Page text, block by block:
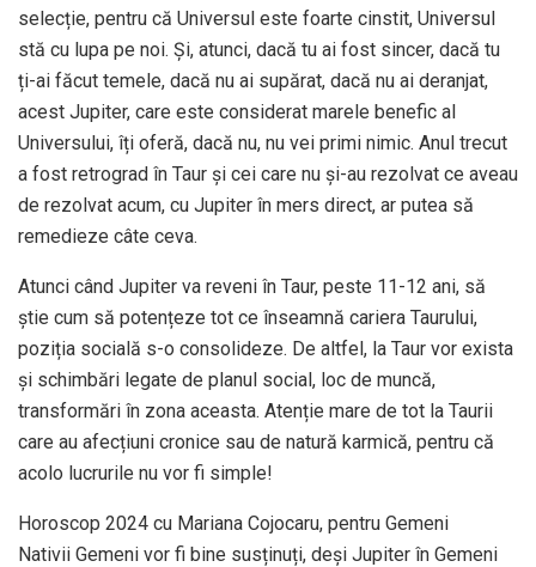
selecție, pentru că Universul este foarte cinstit, Universul
stă cu lupa pe noi. Și, atunci, dacă tu ai fost sincer, dacă tu
ți-ai făcut temele, dacă nu ai supărat, dacă nu ai deranjat,
acest Jupiter, care este considerat marele benefic al
Universului, îți oferă, dacă nu, nu vei primi nimic. Anul trecut
a fost retrograd în Taur și cei care nu și-au rezolvat ce aveau
de rezolvat acum, cu Jupiter în mers direct, ar putea să
remedieze câte ceva.
Atunci când Jupiter va reveni în Taur, peste 11-12 ani, să
știe cum să potențeze tot ce înseamnă cariera Taurului,
poziția socială s-o consolideze. De altfel, la Taur vor exista
și schimbări legate de planul social, loc de muncă,
transformări în zona aceasta. Atenție mare de tot la Taurii
care au afecțiuni cronice sau de natură karmică, pentru că
acolo lucrurile nu vor fi simple!
Horoscop 2024 cu Mariana Cojocaru, pentru Gemeni
Nativii Gemeni vor fi bine susținuți, deși Jupiter în Gemeni